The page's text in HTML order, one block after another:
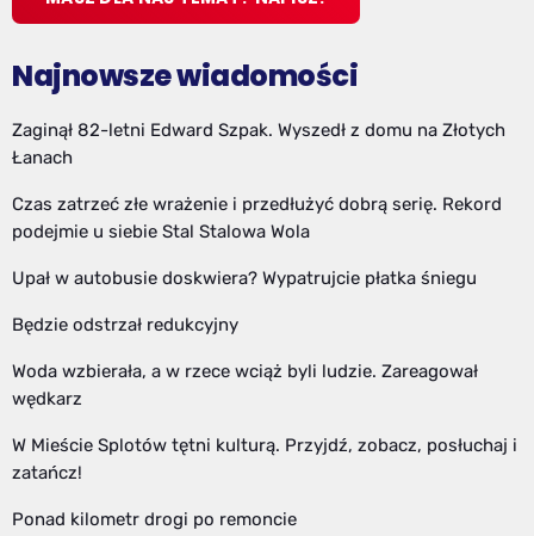
Najnowsze wiadomości
Zaginął 82-letni Edward Szpak. Wyszedł z domu na Złotych
Łanach
Czas zatrzeć złe wrażenie i przedłużyć dobrą serię. Rekord
podejmie u siebie Stal Stalowa Wola
Upał w autobusie doskwiera? Wypatrujcie płatka śniegu
Będzie odstrzał redukcyjny
Woda wzbierała, a w rzece wciąż byli ludzie. Zareagował
wędkarz
W Mieście Splotów tętni kulturą. Przyjdź, zobacz, posłuchaj i
zatańcz!
Ponad kilometr drogi po remoncie